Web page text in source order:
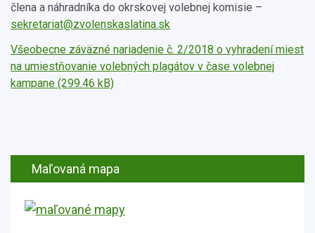
člena a náhradníka do okrskovej volebnej komisie –
sekretariat@zvolenskaslatina.sk
Všeobecne záväzné nariadenie č. 2/2018 o vyhradení miest
na umiestňovanie volebných plagátov v čase volebnej
kampane (299.46 kB)
Maľovaná mapa